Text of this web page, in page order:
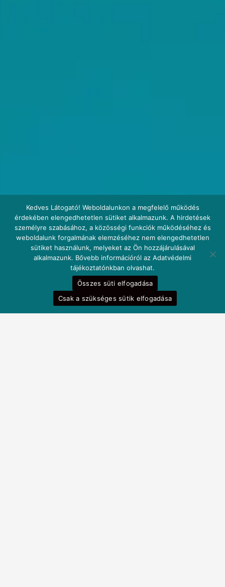
Kedves Látogató! Weboldalunkon a megfelelő működés
érdekében elengedhetetlen sütiket alkalmazunk. A hirdetések
személyre szabásához, a közösségi funkciók működéséhez és
weboldalunk forgalmának elemzéséhez nem elengedhetetlen
sütiket használunk, melyeket az Ön hozzájárulásával
alkalmazunk. Bővebb információról az Adatvédelmi
tájékoztatónkban olvashat.
Összes süti elfogadása
Csak a szükséges sütik elfogadása